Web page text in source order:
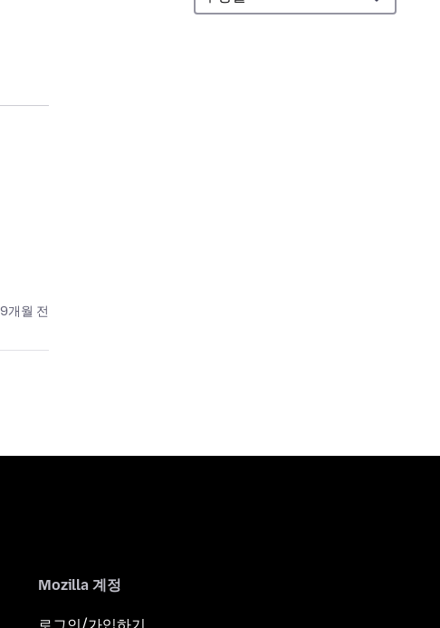
9개월 전
Mozilla 계정